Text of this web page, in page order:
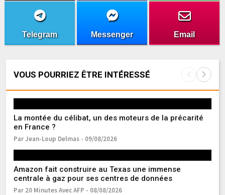
Telegram Messenger Email
VOUS POURRIEZ ÊTRE INTÉRESSÉ
La montée du célibat, un des moteurs de la précarité
en France ?
Par Jean-Loup Delmas - 09/08/2026
Amazon fait construire au Texas une immense
centrale à gaz pour ses centres de données
Par 20 Minutes Avec AFP - 08/08/2026